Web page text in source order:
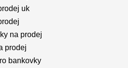
uk
na prodej
prodej
bankovky